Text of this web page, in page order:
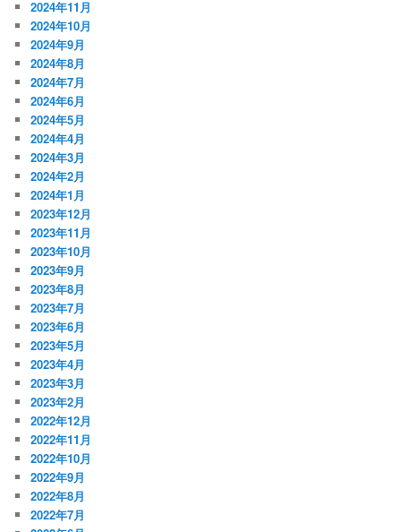
2024年11月
2024年10月
2024年9月
2024年8月
2024年7月
2024年6月
2024年5月
2024年4月
2024年3月
2024年2月
2024年1月
2023年12月
2023年11月
2023年10月
2023年9月
2023年8月
2023年7月
2023年6月
2023年5月
2023年4月
2023年3月
2023年2月
2022年12月
2022年11月
2022年10月
2022年9月
2022年8月
2022年7月